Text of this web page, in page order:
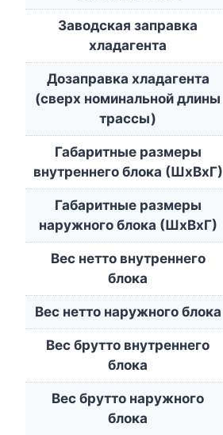
Заводская заправка
хладагента
Дозаправка хладагента
(сверх номинальной длины
трассы)
Габаритные размеры
внутреннего блока (ШxВxГ)
Габаритные размеры
наружного блока (ШxВxГ)
Вес нетто внутреннего
блока
Вес нетто наружного блока
Вес брутто внутреннего
блока
Вес брутто наружного
блока